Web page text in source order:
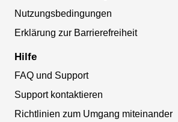
Nutzungsbedingungen
Erklärung zur Barrierefreiheit
Hilfe
FAQ und Support
Support kontaktieren
Richtlinien zum Umgang miteinander